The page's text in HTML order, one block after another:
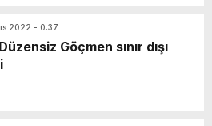
2022 - 0:37
Göçmen sınır dışı